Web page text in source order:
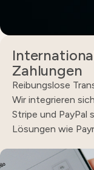
Zahlungen
Reibungslose
Wir integrieren
Stripe und PayPal
Lösungen wie